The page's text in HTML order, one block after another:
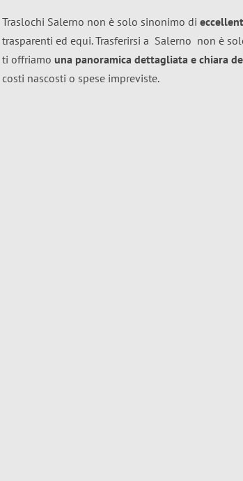
Traslochi Salerno non è solo sinonimo di
trasparenti ed equi. Trasferirsi a Salerno non è
ti offriamo una panoramica dettagliata e chiara
costi nascosti o spese impreviste.